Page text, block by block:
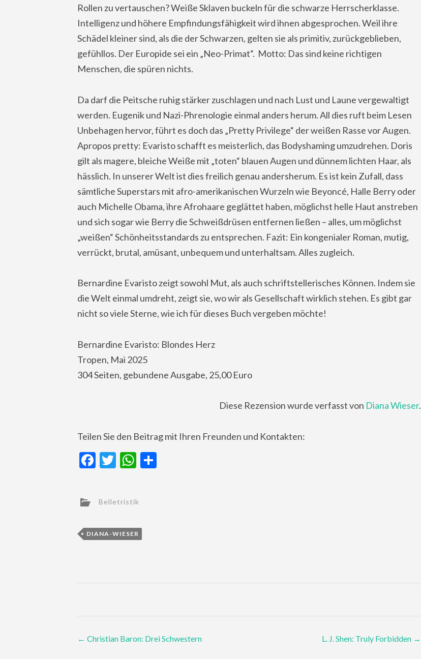
Rollen zu vertauschen? Weiße Sklaven buckeln für die schwarze Herrscherklasse.
Intelligenz und höhere Empfindungsfähigkeit wird ihnen abgesprochen. Weil ihre
Schädel kleiner sind, als die der Schwarzen, gelten sie als primitiv, zurückgeblieben,
gefühllos. Der Europide sei ein „Neo-Primat“. Motto: Das sind keine richtigen
Menschen, die spüren nichts.
Da darf die Peitsche ruhig stärker zuschlagen und nach Lust und Laune vergewaltigt
werden. Eugenik und Nazi-Phrenologie einmal anders herum. All dies ruft beim Lesen
Unbehagen hervor, führt es doch das „Pretty Privilege“ der weißen Rasse vor Augen.
Apropos pretty: Evaristo schafft es meisterlich, das Bodyshaming umzudrehen. Doris
gilt als magere, bleiche Weiße mit „toten“ blauen Augen und dünnem lichten Haar, als
hässlich. In unserer Welt ist dies freilich genau andersherum. Es ist kein Zufall, dass
sämtliche Superstars mit afro-amerikanischen Wurzeln wie Beyoncé, Halle Berry oder
auch Michelle Obama, ihre Afrohaare geglättet haben, möglichst helle Haut anstreben
und sich sogar wie Berry die Schweißdrüsen entfernen ließen – alles, um möglichst
„weißen“ Schönheitsstandards zu entsprechen. Fazit: Ein kongenialer Roman, mutig,
verrückt, brutal, amüsant, unbequem und unterhaltsam. Alles zugleich.
Bernardine Evaristo zeigt sowohl Mut, als auch schriftstellerisches Können. Indem sie
die Welt einmal umdreht, zeigt sie, wo wir als Gesellschaft wirklich stehen. Es gibt gar
nicht so viele Sterne, wie ich für dieses Buch vergeben möchte!
Bernardine Evaristo: Blondes Herz
Tropen, Mai 2025
304 Seiten, gebundene Ausgabe, 25,00 Euro
Diese Rezension wurde verfasst von Diana Wieser.
Teilen Sie den Beitrag mit Ihren Freunden und Kontakten:
Facebook
TwitterWhatsApp
Belletristik
DIANA-WIESER
Post
← Christian Baron: Drei Schwestern L. J. Shen: Truly Forbidden →